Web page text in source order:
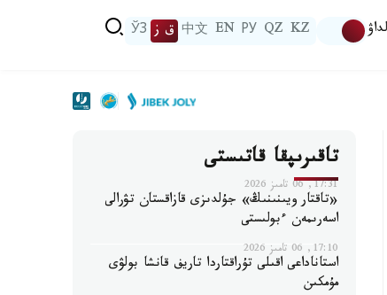
KZ
QZ
РУ
EN
中文 ق ز ЎЗ
تاقىرىپقا قاتىستى
17:31, 06 تامىز 2026
«تاقتار ويىنىنىڭ» جۇلدىزى قازاقستان تۋرالى
اسەرىمەن ءبولىستى
17:10, 06 تامىز 2026
استاناداعى اقىلى تۇراقتاردا تاريف قانشا بولۋى
مۇمكىن